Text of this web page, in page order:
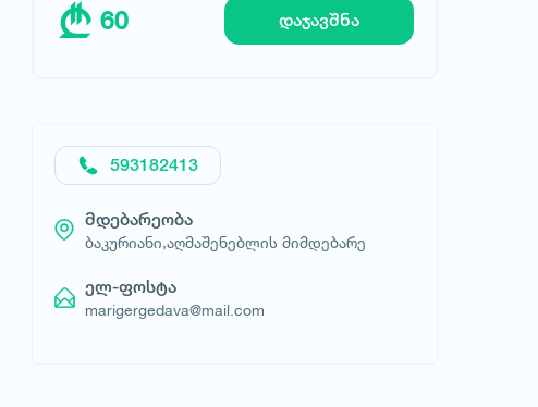
60 დაჯავშნა
593182413
მდებარეობა
ბაკურიანი,აღმაშენებლის მიმდებარე
ელ-ფოსტა
marigergedava@mail.com